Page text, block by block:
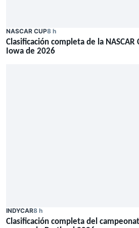
NASCAR CUP8 h
Clasificación completa de la NASCAR
Iowa de 2026
INDYCAR8 h
Clasificación completa del